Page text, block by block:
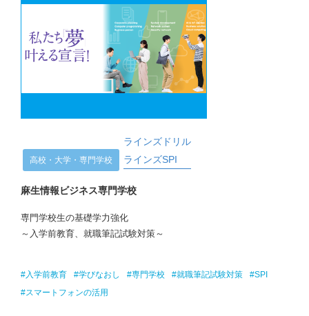
高校・大学・専門学校
ラインズドリル
ラインズSPI
麻生情報ビジネス専門学校
専門学校生の基礎学力強化
～入学前教育、就職筆記試験対策～
#入学前教育 #学びなおし #専門学校 #就職筆記試験対策
#SPI
#スマートフォンの活用